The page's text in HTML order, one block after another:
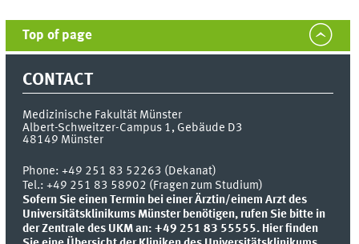
Top of page
CONTACT
Medizinische Fakultät Münster
Albert-Schweitzer-Campus 1, Gebäude D3
48149 Münster
Phone:+49 251 83 52263 (Dekanat)
Tel.: +49 251 83 58902 (Fragen zum Studium)
Sofern Sie einen Termin bei einer Ärztin/einem Arzt des
Universitätsklinikums Münster benötigen, rufen Sie bitte in
der Zentrale des UKM an: +49 251 83 55555. Hier finden